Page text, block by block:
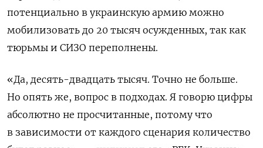
потенциально в украинскую армию можно
мобилизовать до 20 тысяч осужденных, так как
тюрьмы и СИЗО переполнены.
«Да, десять-двадцать тысяч. Точно не больше.
Но опять же, вопрос в подходах. Я говорю цифры
абсолютно не просчитанные, потому что
в зависимости от каждого сценария количество